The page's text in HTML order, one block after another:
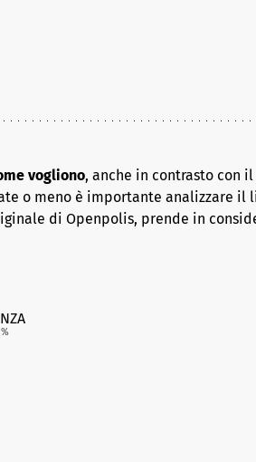
vogliono, anche in contrasto con
o meno è importante analizzare il
di Openpolis, prende in
%